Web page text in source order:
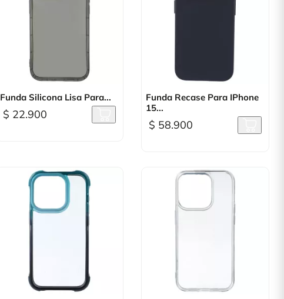
Vista rápida
Funda Silicona Lisa Para...
$ 22.900
Vista rápida
Funda Recase Para IPhone
15...
$ 58.900